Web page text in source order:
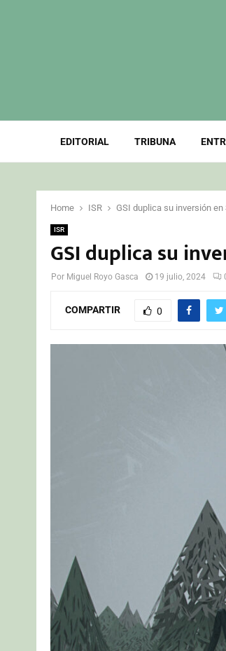
EDITORIAL TRIBUNA
Home ISR GSI duplica su inversión en
ISR
GSI duplica su
Por Miguel Royo Gasca 19 julio, 2024
COMPARTIR 0